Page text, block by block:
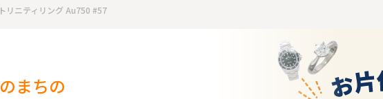
リニティリング Au750 #57
まちの